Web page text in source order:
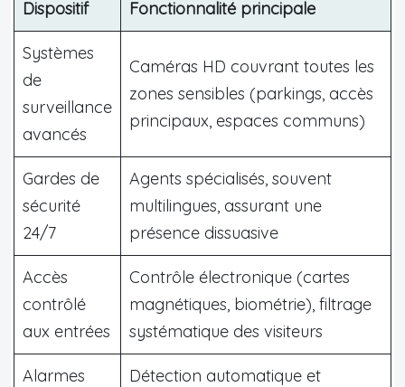
Dispositif Fonctionnalité principale
Systèmes
de
surveillance
avancés
Caméras HD couvrant toutes les
zones sensibles (parkings, accès
principaux, espaces communs)
Gardes de
sécurité
24/7
Agents spécialisés, souvent
multilingues, assurant une
présence dissuasive
Accès
contrôlé
aux entrées
Contrôle électronique (cartes
magnétiques, biométrie), filtrage
systématique des visiteurs
Alarmes
Détection automatique et